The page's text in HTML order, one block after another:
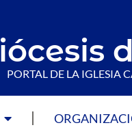
PORTAL DE LA IGLESIA